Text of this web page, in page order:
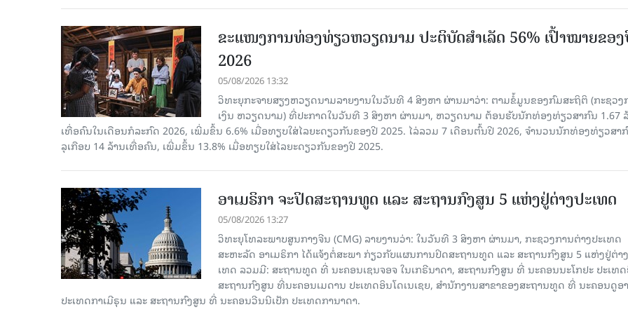
ຂະ​ແໜງ​ການ​ທ່ອງ​ທ່ຽວຫວຽດນາມ ​ປະ​ຕິ​ບັດ​ສຳ​ເລັດ 56% ເປົ້າ​ໝາຍຂອ
2026
05/08/2026 13:32
ວິທະຍຸກະຈາຍສຽງຫວຽດນາມລາຍງານໃນວັນທີ 4 ສິງຫາ ຜ່ານມາວ່າ: ຕາມ​ຂໍ້​ມູນ​ຂອງ​ກົມ​ສະ​ຖິ​ຕິ (ກະ​ຊວງ​
ເງິນ ຫວຽດ​ນາມ) ທີ່ປະ​ກາດ​ໃນ​ວັນ​ທີ 3 ສິງ​ຫາ​ ຜ່ານມາ, ຫວຽດ​ນາມ ຕ້ອນ​ຮັບ​ນັກທ່ອງ​ທ່ຽວ​ສາ​ກົນ 1.67
ເທື່ອ​ຄົນ​ໃນ​ເດືອນ​ກໍ​ລະ​ກົດ 2026, ເພີ່ມ​ຂຶ້ນ 6.6% ເມື່ອ​ທຽບ​ໃສ່​ໄລ​ຍະ​ດຽວ​ກັນ​ຂອງ​ປີ 2025. ໄລ່​ລວມ 7 ເດືອນ​ຕົ້ນ​ປີ 2026, ຈຳ​ນວນ​ນັກ​ທ່ອງ​ທ່ຽວ​ສາ​
ລຸ​ເກືອບ 14 ລ້ານ​ເທື່ອ​ຄົນ, ເພີ່ມ​ຂຶ້ນ 13.8% ເມື່ອ​ທຽບ​ໃສ່​ໄລ​ຍະ​ດຽວ​ກັນ​ຂອງ​ປີ​ 2025.
ອາເມຣິກາ ຈະປິດສະຖານທູດ ແ​ລະ ສະຖານກົງສູນ 5 ແຫ່ງ​ຢູ່​ຕ່າງ​ປະ​ເທດ
05/08/2026 13:27
ວິທະຍຸໂທລະພາບສູນກາງຈີນ (CMG) ລາຍງານວ່າ: ໃນວັນທີ 3 ສິງ​ຫາ ຜ່ານມາ, ກະຊວງການຕ່າງປະເທດ
ສະຫະລັດ ອາເມຣິກາ ໄດ້ແຈ້ງຕໍ່ສະພາ ກ່ຽວກັບແຜນການປິດສະຖານທູດ ແ​ລະ ສະຖານກົງສູນ 5 ແຫ່ງຢູ່​ຕ່າ
ເທດ ລວມມີ: ສະຖານທູດ ທີ່ ນະຄອນເຊນຈອຈ ໃນເກຣີນາດາ, ສະຖານກົງສູນ ທີ່ ນະຄອນນະໂກຢະ ປະເທ
ສະຖານກົງສູນ ທີ່ນະຄອນເມດານ ປະເທດອິນໂດເນເຊຍ, ສຳນັກງານສາຂາຂອງສະຖານທູດ ທີ່ ນະຄອນດູອ
ປະເທດກາເ​ມີຣຸນ ແລະ ສະຖານກົງສູນ ທີ່ ນະຄອນວີນນີເປັກ ປະເທດການາດາ.